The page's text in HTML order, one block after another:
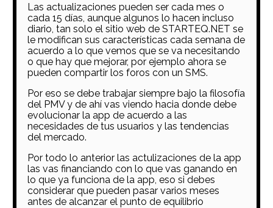
Las actualizaciones pueden ser cada mes o
cada 15 días, aunque algunos lo hacen incluso
diario, tan solo el sitio web de STARTEQ.NET se
le modifican sus características cada semana de
acuerdo a lo que vemos que se va necesitando
o que hay que mejorar, por ejemplo ahora se
pueden compartir los foros con un SMS.
Por eso se debe trabajar siempre bajo la filosofía
del PMV y de ahí vas viendo hacia donde debe
evolucionar la app de acuerdo a las
necesidades de tus usuarios y las tendencias
del mercado.
Por todo lo anterior las actulizaciones de la app
las vas financiando con lo que vas ganando en
lo que ya funciona de la app, eso si debes
considerar que pueden pasar varios meses
antes de alcanzar el punto de equilibrio